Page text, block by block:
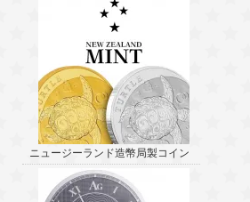
ニュージーランド造幣局製コイン